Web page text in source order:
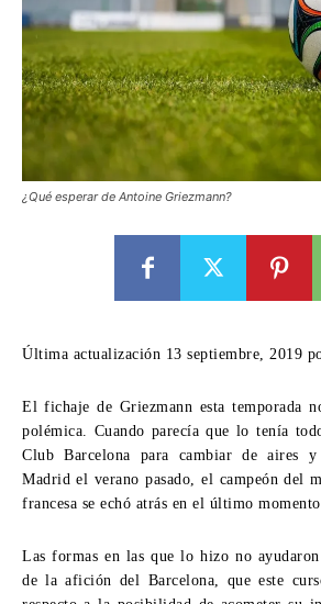
¿Qué esperar de Antoine Griezmann?
Última actualización 13 septiembre, 2019
El fichaje de Griezmann esta temporada
polémica. Cuando parecía que lo tenía
Club Barcelona para cambiar de aires
Madrid el verano pasado, el campeón del
francesa se echó atrás en el último momento.
Las formas en las que lo hizo no
de la afición del Barcelona, que este